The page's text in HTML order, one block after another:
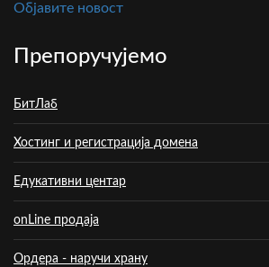
Oбјавите новост
Препоручујемо
БитЛаб
Хостинг и регистрација домена
Едукативни центар
onLine продаја
Ордера - наручи храну